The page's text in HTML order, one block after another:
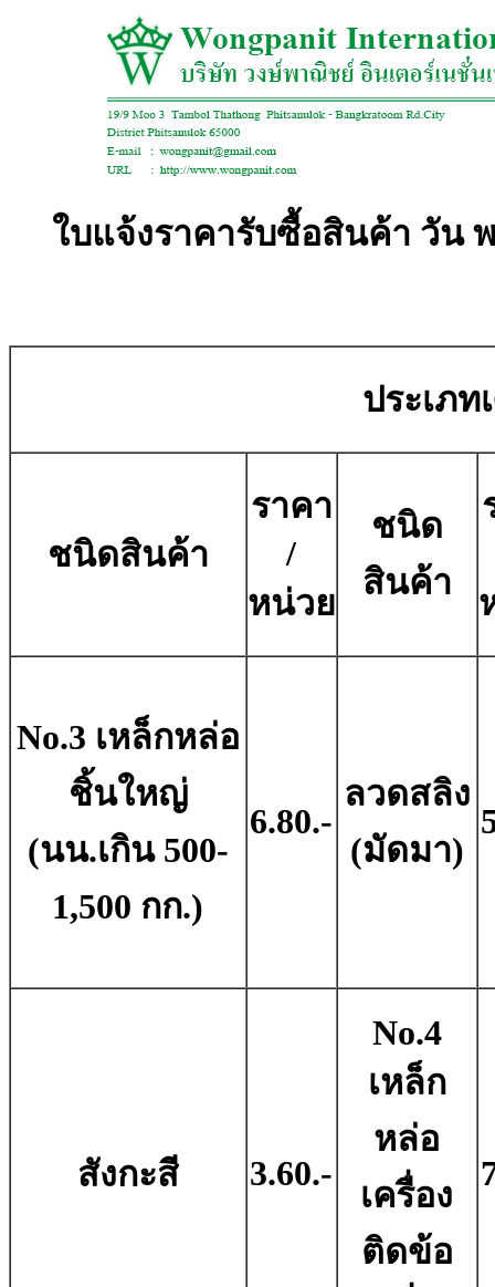
ใบแจ้งราคารับซื้อสินค้า วัน
ประเภท
ชนิดสินค้า
ราคา
/
หน่วย
ชนิด
สินค้า
No.3 เหล็กหล่อ
ชิ้นใหญ่
(นน.เกิน 500-
1,500 กก.)
6.80.-
ลวดสลิง
(มัดมา)
สังกะสี 3.60.-
No.4
เหล็ก
หล่อ
เครื่อง
ติดข้อ